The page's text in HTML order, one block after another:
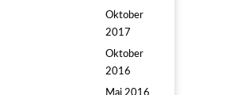
Oktober
2017
Oktober
2016